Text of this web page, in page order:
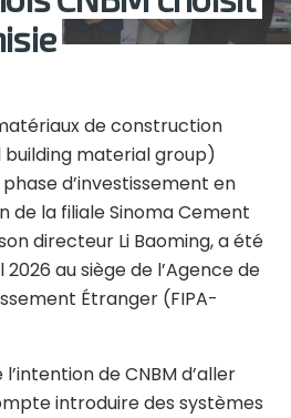
de construction
building material group)
d’investissement en
de la filiale Sinoma Cement
directeur Li Baoming, a été
au siège de l’Agence de
Étranger (FIPA-
de CNBM d’aller
introduire des systèmes